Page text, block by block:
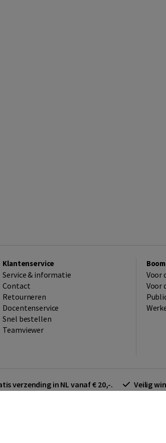
Klantenservice
Service & informatie
Contact
Retourneren
Docentenservice
Snel bestellen
Teamviewer
Voor
Voor
verzending in NL vanaf € 20,-. Veilig